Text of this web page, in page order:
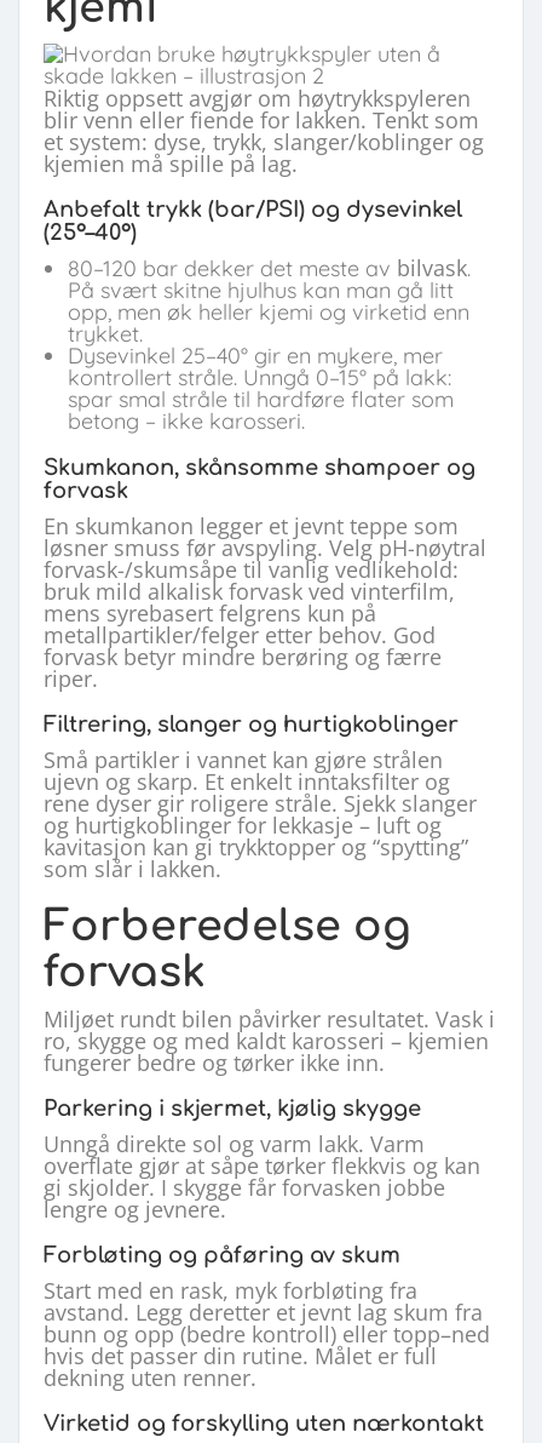
Riktig oppsett avgjør om høytrykkspyleren
blir venn eller fiende for lakken. Tenkt som
et system: dyse, trykk, slanger/koblinger og
kjemien må spille på lag.
Anbefalt trykk (bar/PSI) og dysevinkel
(25°–40°)
80–120 bar dekker det meste av bilvask.
På svært skitne hjulhus kan man gå litt
opp, men øk heller kjemi og virketid enn
trykket.
Dysevinkel 25–40° gir en mykere, mer
kontrollert stråle. Unngå 0–15° på lakk:
spar smal stråle til hardføre flater som
betong – ikke karosseri.
Skumkanon, skånsomme shampoer og
forvask
En skumkanon legger et jevnt teppe som
løsner smuss før avspyling. Velg pH-nøytral
forvask-/skumsåpe til vanlig vedlikehold:
bruk mild alkalisk forvask ved vinterfilm,
mens syrebasert felgrens kun på
metallpartikler/felger etter behov. God
forvask betyr mindre berøring og færre
riper.
Filtrering, slanger og hurtigkoblinger
Små partikler i vannet kan gjøre strålen
ujevn og skarp. Et enkelt inntaksfilter og
rene dyser gir roligere stråle. Sjekk slanger
og hurtigkoblinger for lekkasje – luft og
kavitasjon kan gi trykktopper og “spytting”
som slår i lakken.
Forberedelse og
forvask
Miljøet rundt bilen påvirker resultatet. Vask i
ro, skygge og med kaldt karosseri – kjemien
fungerer bedre og tørker ikke inn.
Parkering i skjermet, kjølig skygge
Unngå direkte sol og varm lakk. Varm
overflate gjør at såpe tørker flekkvis og kan
gi skjolder. I skygge får forvasken jobbe
lengre og jevnere.
Forbløting og påføring av skum
Start med en rask, myk forbløting fra
avstand. Legg deretter et jevnt lag skum fra
bunn og opp (bedre kontroll) eller topp–ned
hvis det passer din rutine. Målet er full
dekning uten renner.
Virketid og forskylling uten nærkontakt